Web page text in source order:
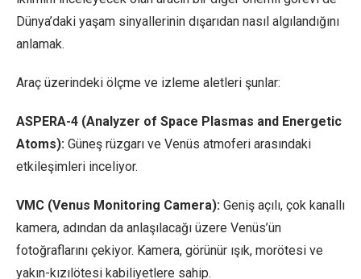
Dünya’daki yaşam sinyallerinin dışarıdan nasıl algılandığını
anlamak.
Araç üzerindeki ölçme ve izleme aletleri şunlar:
ASPERA-4 (Analyzer of Space Plasmas and Energetic
Atoms): Güneş rüzgarı ve Venüs atmoferi arasındaki
etkileşimleri inceliyor.
VMC (Venus Monitoring Camera): Geniş açılı, çok kanallı
kamera, adından da anlaşılacağı üzere Venüs’ün
fotoğraflarını çekiyor. Kamera, görünür ışık, morötesi ve
yakın-kızılötesi kabiliyetlere sahip.